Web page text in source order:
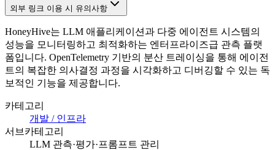
외부 링크 이용 시 유의사항
HoneyHive는 LLM 애플리케이션과 다중 에이전트 시스템의
성능을 모니터링하고 최적화하는 엔터프라이즈급 관측 플랫
폼입니다. OpenTelemetry 기반의 분산 트레이싱을 통해 에이전
트의 복잡한 의사결정 과정을 시각화하고 디버깅할 수 있는 독
보적인 기능을 제공합니다.
카테고리
개발 / 인프라
서브카테고리
LLM 관측·평가·프롬프트 관리